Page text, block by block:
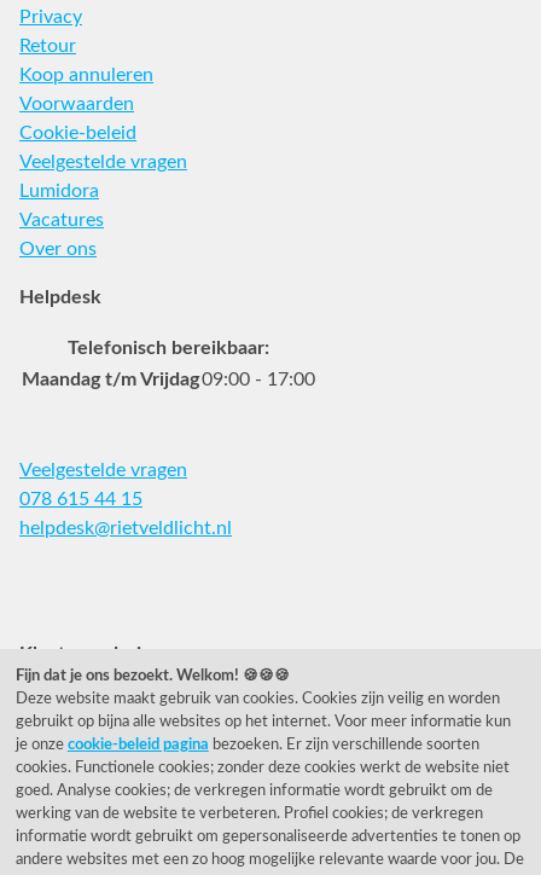
Privacy
Retour
Koop annuleren
Voorwaarden
Cookie-beleid
Veelgestelde vragen
Lumidora
Vacatures
Over ons
Helpdesk
Telefonisch bereikbaar:
Maandag t/m Vrijdag09:00 - 17:00
Veelgestelde vragen
078 615 44 15
helpdesk@rietveldlicht.nl
Klantwaardering
"Zeer goed" - eKomi.nl
Cijfer: 9.2 (25540 recensies)
Onze nieuwsbrief
Fijn dat je ons bezoekt. Welkom! 🍪🍪🍪
Deze website maakt gebruik van cookies. Cookies zijn veilig en worden
gebruikt op bijna alle websites op het internet. Voor meer informatie kun
je onze cookie-beleid pagina bezoeken. Er zijn verschillende soorten
cookies. Functionele cookies; zonder deze cookies werkt de website niet
goed. Analyse cookies; de verkregen informatie wordt gebruikt om de
werking van de website te verbeteren. Profiel cookies; de verkregen
informatie wordt gebruikt om gepersonaliseerde advertenties te tonen op
andere websites met een zo hoog mogelijke relevante waarde voor jou. De